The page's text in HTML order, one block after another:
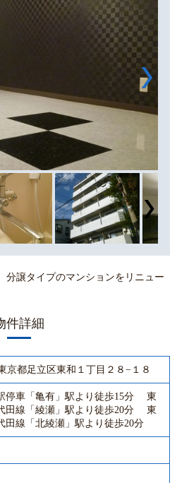
分譲タイプのマンションをリニュー
件詳細
京都足立区東和１丁目２８−１８
停車「亀有」駅より徒歩15分 東
田線「綾瀬」駅より徒歩20分 東
田線「北綾瀬」駅より徒歩20分